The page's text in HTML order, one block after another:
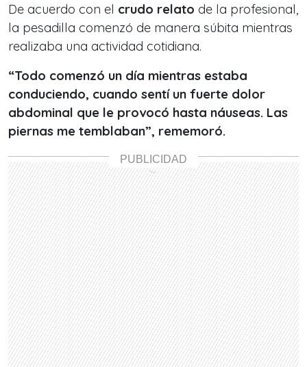
De acuerdo con el crudo relato de la profesional,
la pesadilla comenzó de manera súbita mientras
realizaba una actividad cotidiana.
“Todo comenzó un día mientras estaba
conduciendo, cuando sentí un fuerte dolor
abdominal que le provocó hasta náuseas. Las
piernas me temblaban”, rememoró.